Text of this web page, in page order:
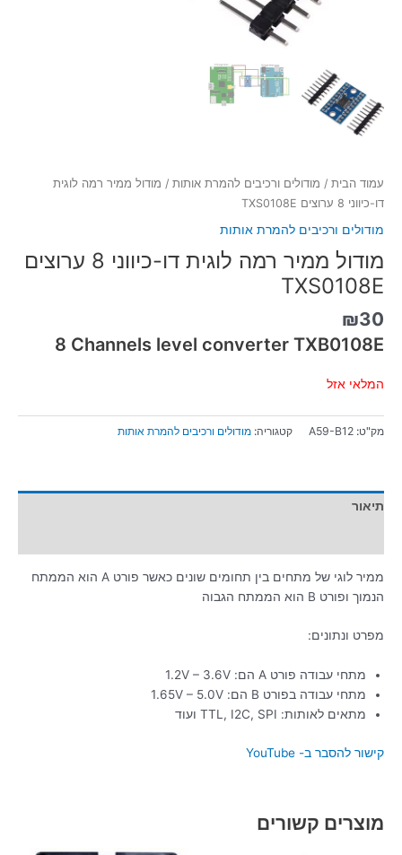
עמוד הבית / מודולים ורכיבים להמרת אותות / מודול ממיר רמה לוגית
דו-כיווני 8 ערוצים TXS0108E
מודולים ורכיבים להמרת אותות
מודול ממיר רמה לוגית דו-כיווני 8 ערוצים
TXS0108E
₪30
8 Channels level converter TXB0108E
המלאי אזל
מק"ט: A59-B12 קטגוריה: מודולים ורכיבים להמרת אותות
תיאור
ממיר לוגי של מתחים בין תחומים שונים כאשר פורט A הוא הממתח
הנמוך ופורט B הוא הממתח הגבוה
מפרט ונתונים:
מתחי עבודה פורט A הם: 1.2V – 3.6V
מתחי עבודה בפורט B הם: 1.65V – 5.0V
מתאים לאותות: TTL, I2C, SPI ועוד
קישור להסבר ב- YouTube
מוצרים קשורים